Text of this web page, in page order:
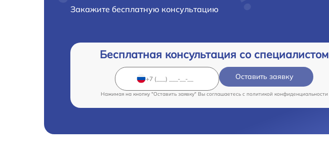
Закажите бесплатную консультацию
Бесплатная консультация со специалистом
Оставить заявку
Нажимая на кнопку "Оставить заявку" Вы соглашаетесь c политикой конфиденциальности